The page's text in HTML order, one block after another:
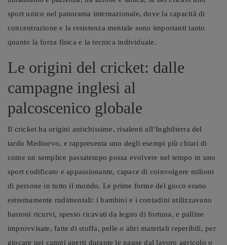
sport unico nel panorama internazionale, dove la capacità di
concentrazione e la resistenza mentale sono importanti tanto
quanto la forza fisica e la tecnica individuale.
Le origini del cricket: dalle
campagne inglesi al
palcoscenico globale
Il cricket ha origini antichissime, risalenti all’Inghilterra del
tardo Medioevo, e rappresenta uno degli esempi più chiari di
come un semplice passatempo possa evolvere nel tempo in uno
sport codificato e appassionante, capace di coinvolgere milioni
di persone in tutto il mondo. Le prime forme del gioco erano
estremamente rudimentali: i bambini e i contadini utilizzavano
bastoni ricurvi, spesso ricavati da legno di fortuna, e palline
improvvisate, fatte di stoffa, pelle o altri materiali reperibili, per
giocare nei campi aperti durante le pause dal lavoro agricolo o